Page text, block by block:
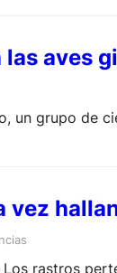
aves
un grupo de
vez
Los rastros